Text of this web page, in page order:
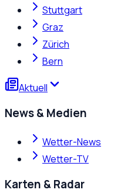
Stuttgart
Graz
Zürich
Bern
Aktuell
News & Medien
Wetter-News
Wetter-TV
Karten & Radar